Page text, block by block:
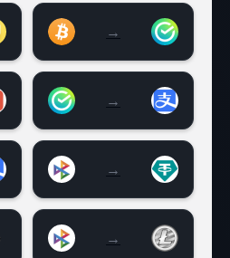
→
Биткоин на
→
Cбербанк на
→
СБП RUB на Tether
(ETH)
→
СБП RUB на Litecoin